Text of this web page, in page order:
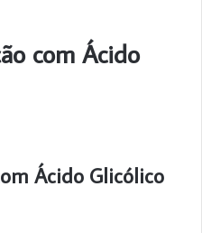
com Ácido
Ácido Glicólico